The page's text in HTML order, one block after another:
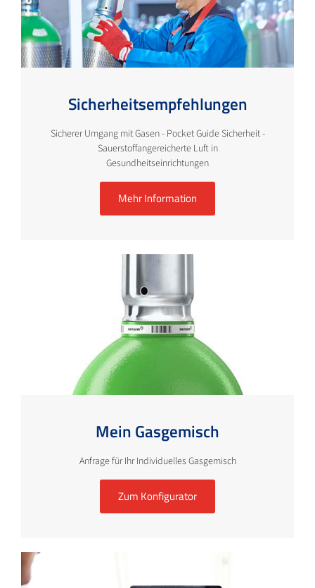
Sicherheitsempfehlungen
Sicherer Umgang mit Gasen - Pocket Guide Sicherheit -
Sauerstoffangereicherte Luft in
Gesundheitseinrichtungen
Mehr Information
Mein Gasgemisch
Anfrage für Ihr Individuelles Gasgemisch
Zum Konfigurator